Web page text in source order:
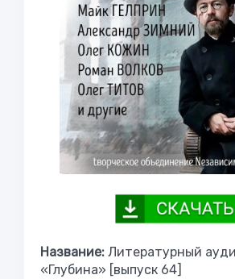
Название: Литературный
«Глубина» [выпуск 64]